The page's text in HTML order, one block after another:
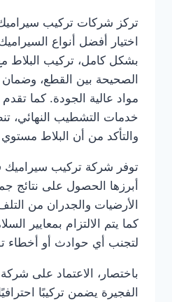
تركز شركات تركيب
اختيار أفضل أنواع
بشكل كامل، تركيب البلاط
الصحيحة بين القطع، وضمان
مواد عالية الجودة. كما
خدمات التشطيب النهائي،
والتأكد من أن البلاط
توفر شركة تركيب سيراميك
أبرزها الحصول على نتائج
الأرضيات والجدران من
كما يتم الالتزام بمعايير
لتجنب أي حوادث أو أخطاء
باختصار، الاعتماد على
الفجيرة يضمن تركيبًا